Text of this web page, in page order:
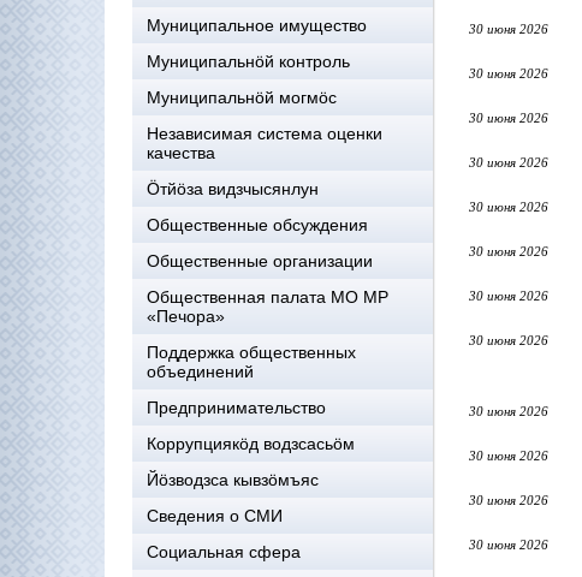
Муниципальное имущество
Муниципальнӧй контроль
Муниципальнöй могмöс
Независимая система оценки
качества
Öтйöза видзчысянлун
Общественные обсуждения
Общественные организации
Общественная палата МО МР
«Печора»
Поддержка общественных
объединений
Предпринимательство
Коррупциякöд водзсасьöм
Йöзводзса кывзöмъяс
Сведения о СМИ
Социальная сфера
30 июня 2026
30 июня 2026
30 июня 2026
30 июня 2026
30 июня 2026
30 июня 2026
30 июня 2026
30 июня 2026
30 июня 2026
30 июня 2026
30 июня 2026
30 июня 2026